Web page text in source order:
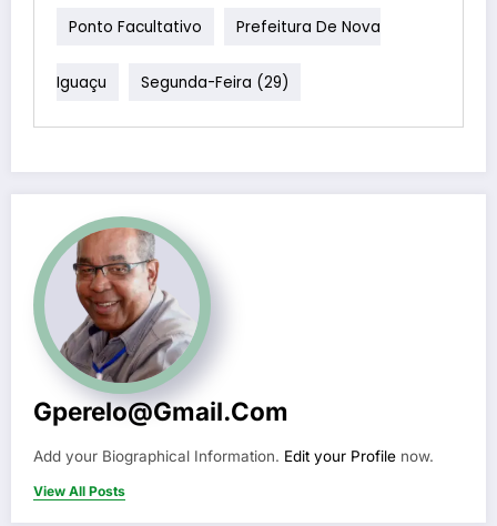
Ponto Facultativo Prefeitura De Nova
Iguaçu Segunda-Feira (29)
Gperelo@gmail.com
Add your Biographical Information. Edit your Profile now.
View All Posts